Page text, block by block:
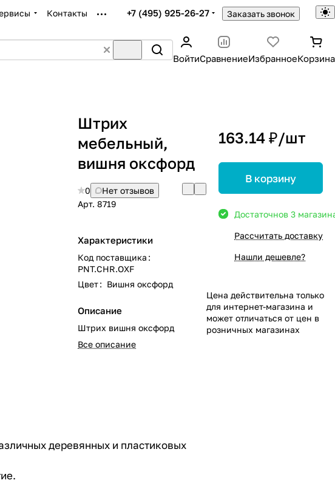
Контакты +7 (495) 925-26-27 Заказать звонок
ВойтиСравнениеИзбранноеКорзина
Штрих
мебельный,
вишня оксфорд
0
Нет отзывов
Арт. 8719
Характеристики
Код поставщика :
PNT.CHR.OXF
Цвет: Вишня оксфорд
Описание
Штрих вишня оксфорд
Все описание
163.14 ₽/шт
В корзину
Достаточнов 3
Рассчитать доставку
Нашли дешевле?
Цена действительна только
для интернет-магазина и
может отличаться от цен в
розничных магазинах
деревянных и пластиковых